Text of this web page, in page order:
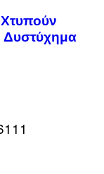
Δυστύχημα